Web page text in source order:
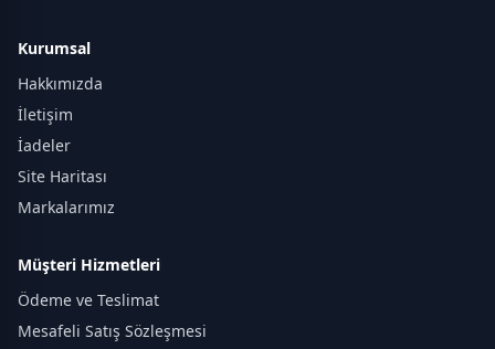
Kurumsal
Hakkımızda
İletişim
İadeler
Site Haritası
Markalarımız
Müşteri Hizmetleri
Ödeme ve Teslimat
Mesafeli Satış Sözleşmesi